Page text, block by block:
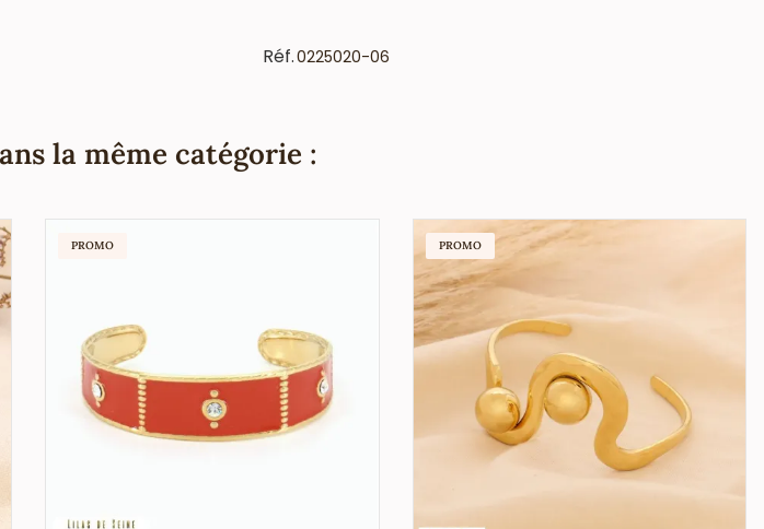
Réf.0225020-06
la même catégorie :
PROMO PROMO